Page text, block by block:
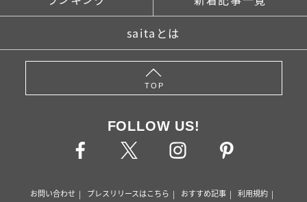
saitaとは
TOP
FOLLOW US!
お問い合わせ プレスリリースはこちら おすすめ記事 利用規約